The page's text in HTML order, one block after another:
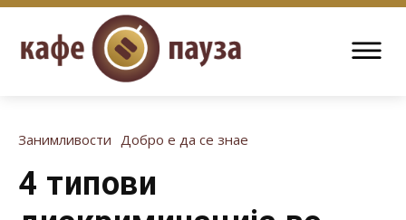
Занимливости Добро е да се знае
4 типови